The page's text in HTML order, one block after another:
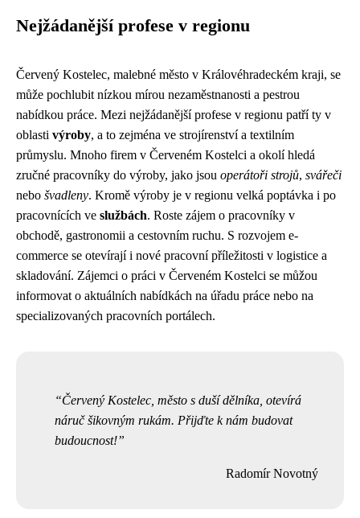
Nejžádanější profese v regionu
Červený Kostelec, malebné město v Královéhradeckém kraji, se
může pochlubit nízkou mírou nezaměstnanosti a pestrou
nabídkou práce. Mezi nejžádanější profese v regionu patří ty v
oblasti výroby, a to zejména ve strojírenství a textilním
průmyslu. Mnoho firem v Červeném Kostelci a okolí hledá
zručné pracovníky do výroby, jako jsou operátoři strojů, svářeči
nebo švadleny. Kromě výroby je v regionu velká poptávka i po
pracovnících ve službách. Roste zájem o pracovníky v
obchodě, gastronomii a cestovním ruchu. S rozvojem e-
commerce se otevírají i nové pracovní příležitosti v logistice a
skladování. Zájemci o práci v Červeném Kostelci se můžou
informovat o aktuálních nabídkách na úřadu práce nebo na
specializovaných pracovních portálech.
Červený Kostelec, město s duší dělníka, otevírá
náruč šikovným rukám. Přijďte k nám budovat
budoucnost!
Radomír Novotný